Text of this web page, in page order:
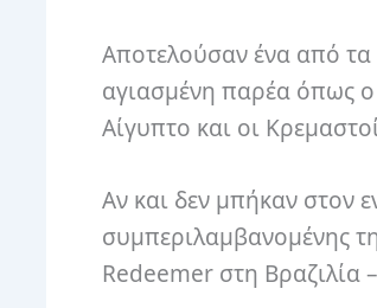
Αποτελούσαν ένα από
αγιασμένη παρέα όπως
Αίγυπτο και οι
Αν και δεν μπήκαν στον
συμπεριλαμβανομένης
Redeemer στη Βραζιλία